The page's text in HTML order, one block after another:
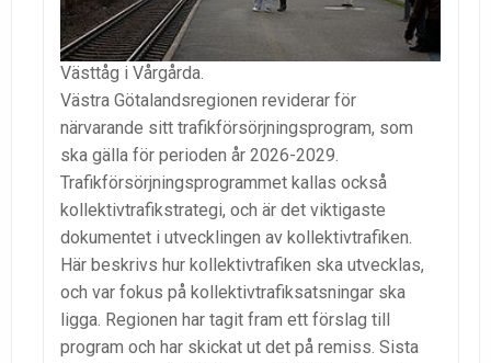
Västtåg i Vårgårda.
Västra Götalandsregionen reviderar för
närvarande sitt trafikförsörjningsprogram, som
ska gälla för perioden år 2026-2029.
Trafikförsörjningsprogrammet kallas också
kollektivtrafikstrategi, och är det viktigaste
dokumentet i utvecklingen av kollektivtrafiken.
Här beskrivs hur kollektivtrafiken ska utvecklas,
och var fokus på kollektivtrafiksatsningar ska
ligga. Regionen har tagit fram ett förslag till
program och har skickat ut det på remiss. Sista